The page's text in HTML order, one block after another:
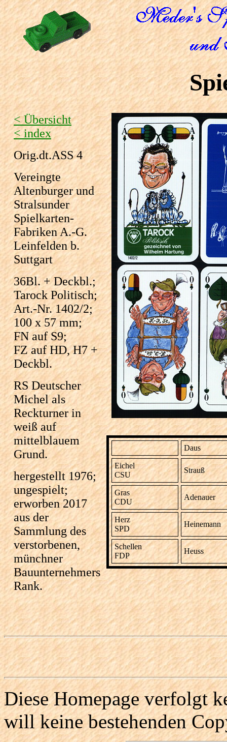
< Übersicht
< index
Orig.dt.ASS 4
Vereingte
Altenburger und
Stralsunder
Spielkarten-
Fabriken A.-G.
Leinfelden b.
Suttgart
36Bl. + Deckbl.;
Tarock Politisch;
Art.-Nr. 1402/2;
100 x 57 mm;
FN auf S9;
FZ auf HD, H7 +
Deckbl.
RS Deutscher
Michel als
Reckturner in
weiß auf
mittelblauem
Grund.
hergestellt 1976;
ungespielt;
erworben 2017
aus der
Sammlung des
verstorbenen,
münchner
Bauunternehmers
Rank.
Daus
Eichel
CSU
Strauß
Gras
CDU
Adenauer
Herz
SPD
Heinemann
Schellen
FDP
Heuss
Diese Homepage verfolgt
will keine bestehenden